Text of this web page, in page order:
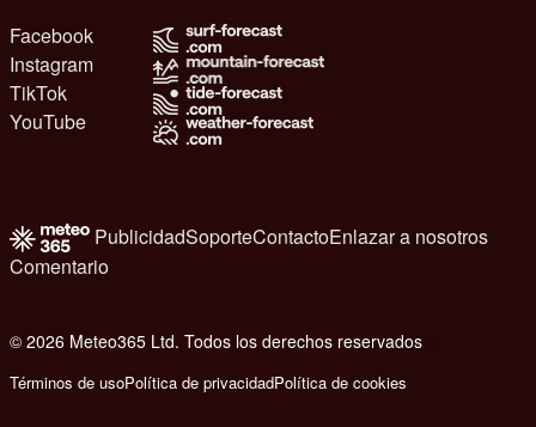
Facebook
Instagram
TikTok
YouTube
PublicidadSoporteContactoEnlazar a nosotros
Comentario
© 2026 Meteo365 Ltd. Todos los derechos reservados
Términos de usoPolítica de privacidadPolítica de cookies